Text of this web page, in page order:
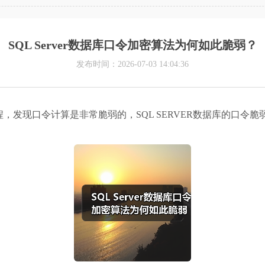
SQL Server数据库口令加密算法为何如此脆弱？
发布时间：2026-07-03 14:04:36
发现口令计算是非常脆弱的，SQL SERVER数据库的口令脆